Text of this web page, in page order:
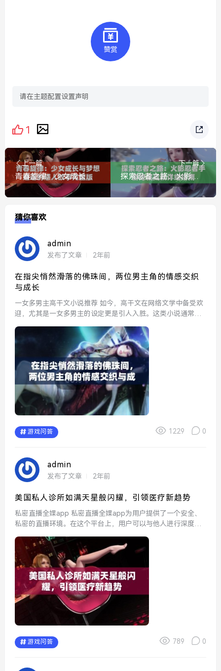
赞赏
请在主题配置设置声明
1
上一篇
青春旋律：少女成长与梦想追逐的感人故事完整版
下一篇
探索忍者之路：火影忍者手游隐藏成就详细指南
猜你喜欢
admin
发布了文章 2年前
在指尖悄然滑落的佛珠间，两位男主角的情感交织
与成长
一女多男主高干文小说推荐 如今，高干文在网络文学中备受欢
迎，尤其是一女多男主的设定更是引人入胜。这类小说通常围
角色性格鲜明，读者不仅能够感受到甜蜜的爱情，还...
游戏问答 1229 0
admin
发布了文章 2年前
美国私人诊所如满天星般闪耀，引领医疗新趋势
私密直播全婐app 私密直播全婐app为用户提供了一个安全、
私密的直播环境。在这个平台上，用户可以与他人进行深度互
息和内容不被泄露，让人们在享受直播乐趣的同时也...
游戏问答 789 0